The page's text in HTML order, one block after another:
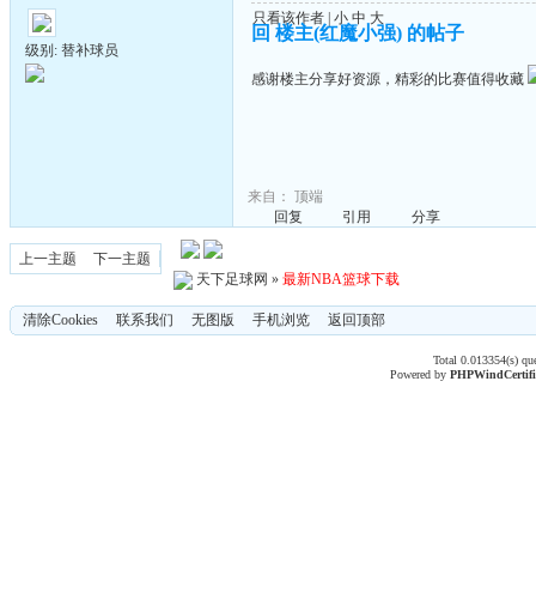
级别: 替补球员
只看该作者 小 中 大
回 楼主(红魔小强) 的帖子
感谢楼主分享好资源，精彩的比赛值得收藏
来自： 顶端
回复
引用 分享
上一主题
下一主题
天下足球网 » 最新NBA篮球下载
清除Cookies 联系我们 无图版 手机浏览 返回顶部
Total 0.013354(s)
Powered byPHPWind